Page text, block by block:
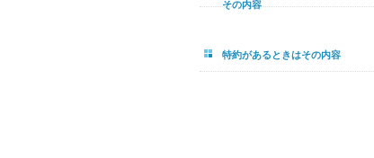
その内容
特約があるときはその内容